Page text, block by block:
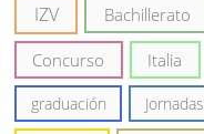
IZV Bachillerato
Concurso Italia
graduación Jornadas